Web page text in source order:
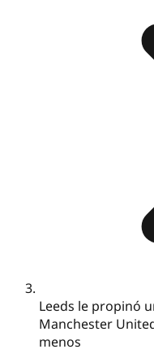
Leeds le propinó
Manchester
menos